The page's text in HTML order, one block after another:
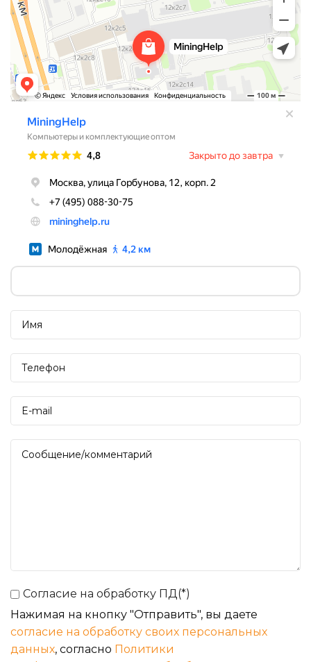
Согласие на обработку ПД(*)
Нажимая на кнопку "Отправить", вы даете
согласие на обработку своих персональных
данных, согласно Политики